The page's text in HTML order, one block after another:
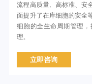
流程高质量、高标准、安
面提升了在库细胞的安全
细胞的全生命周期管理
理。
立即咨询